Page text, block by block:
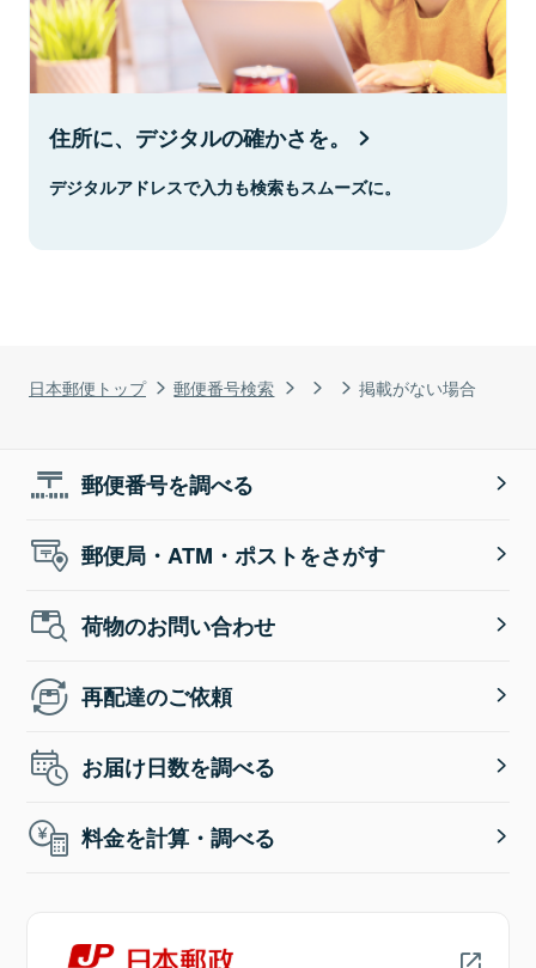
日本郵便トップ 郵便番号検索 掲載がない場合
住所に、デジタルの確かさを。
デジタルアドレスで入力も検索もスムーズに。
郵便番号を調べる
郵便局・ATM・ポストをさがす
荷物のお問い合わせ
再配達のご依頼
お届け日数を調べる
料金を計算・調べる